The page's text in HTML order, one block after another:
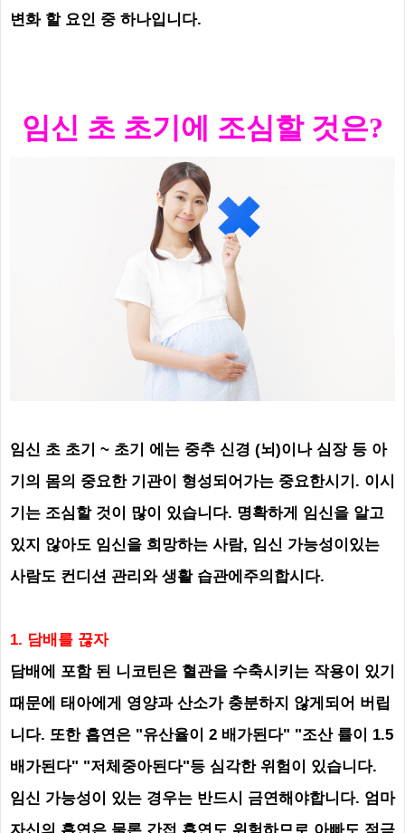
변화 할 요인 중 하나입니다.
임신 초 초기에 조심할 것은?
임신 초 초기 ~ 초기 에는 중추 신경 (뇌)이나 심장 등 아
기의 몸의 중요한 기관이 형성되어가는 중요한시기. 이시
기는 조심할 것이 많이 있습니다. 명확하게 임신을 알고
있지 않아도 임신을 희망하는 사람, 임신 가능성이있는
사람도 컨디션 관리와 생활 습관에주의합시다.
1. 담배를 끊자
담배에 포함 된 니코틴은 혈관을 수축시키는 작용이 있기
때문에 태아에게 영양과 산소가 충분하지 않게되어 버립
니다. 또한 흡연은 "유산율이 2 배가된다" "조산 률이 1.5
배가된다" "저체중아된다"등 심각한 위험이 있습니다.
임신 가능성이 있는 경우는 반드시 금연해야합니다. 엄마